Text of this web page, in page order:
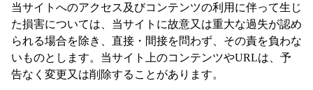
当サイトへのアクセス及びコンテンツの利用に伴って生じ
た損害については、当サイトに故意又は重大な過失が認め
られる場合を除き、直接・間接を問わず、その責を負わな
いものとします。当サイト上のコンテンツやURLは、予
告なく変更又は削除することがあります。